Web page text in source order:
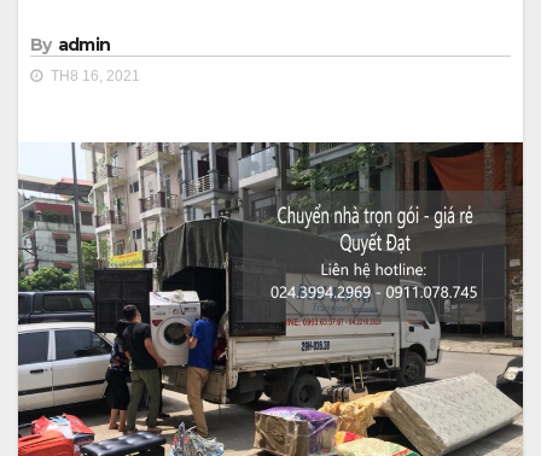
By admin
TH8 16, 2021